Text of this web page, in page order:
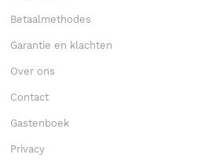
Betaalmethodes
Garantie en klachten
Over ons
Contact
Gastenboek
Privacy